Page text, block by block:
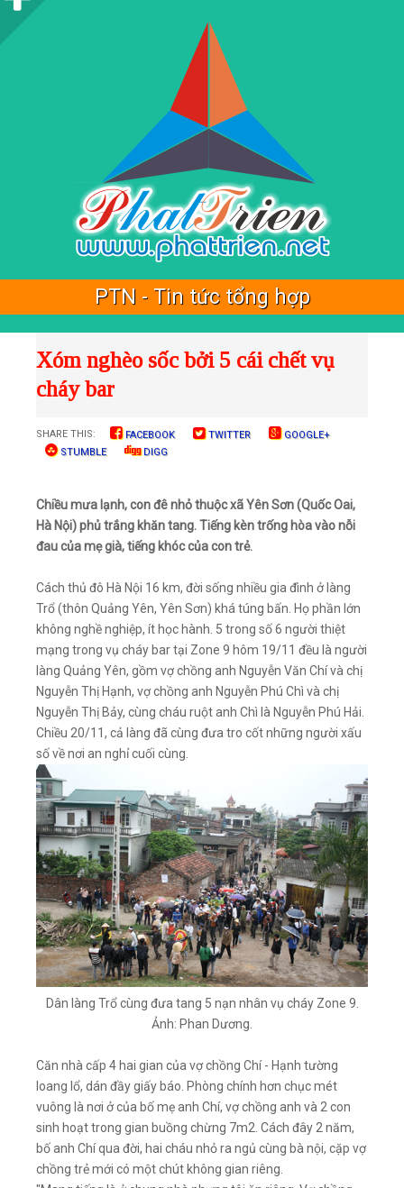
PTN - Tin tức tổng hợp
Xóm nghèo sốc bởi 5 cái chết vụ
cháy bar
SHARE THIS: FACEBOOK TWITTER
GOOGLE+
STUMBLE
DIGG
Chiều mưa lạnh, con đê nhỏ thuộc xã Yên Sơn (Quốc Oai,
Hà Nội) phủ trắng khăn tang. Tiếng kèn trống hòa vào nỗi
đau của mẹ già, tiếng khóc của con trẻ.
Cách thủ đô Hà Nội 16 km, đời sống nhiều gia đình ở làng
Trổ (thôn Quảng Yên, Yên Sơn) khá túng bấn. Họ phần lớn
không nghề nghiệp, ít học hành. 5 trong số 6 người thiệt
mạng trong vụ cháy bar tại Zone 9 hôm 19/11 đều là người
làng Quảng Yên, gồm vợ chồng anh Nguyễn Văn Chí và chị
Nguyễn Thị Hạnh, vợ chồng anh Nguyễn Phú Chì và chị
Nguyễn Thị Bảy, cùng cháu ruột anh Chì là Nguyễn Phú Hải.
Chiều 20/11, cả làng đã cùng đưa tro cốt những người xấu
số về nơi an nghỉ cuối cùng.
Dân làng Trổ cùng đưa tang 5 nạn nhân vụ cháy Zone 9.
Ảnh: Phan Dương.
Căn nhà cấp 4 hai gian của vợ chồng Chí - Hạnh tường
loang lổ, dán đầy giấy báo. Phòng chính hơn chục mét
vuông là nơi ở của bố mẹ anh Chí, vợ chồng anh và 2 con
sinh hoạt trong gian buồng chừng 7m2. Cách đây 2 năm,
bố anh Chí qua đời, hai cháu nhỏ ra ngủ cùng bà nội, cặp vợ
chồng trẻ mới có một chút không gian riêng.